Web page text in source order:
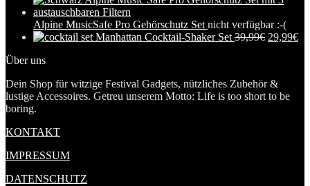
Alpine MusicSafe Pro Gehörschutz Set nicht verfügbar :-(
Manhattan Cocktail-Shaker Set 39,99€ 29,99€
Über uns
Dein Shop für witzige Festival Gadgets, nützliches Zubehör &
lustige Accessoires. Getreu unserem Motto: Life is too short to be
boring.
KONTAKT
IMPRESSUM
DATENSCHUTZ